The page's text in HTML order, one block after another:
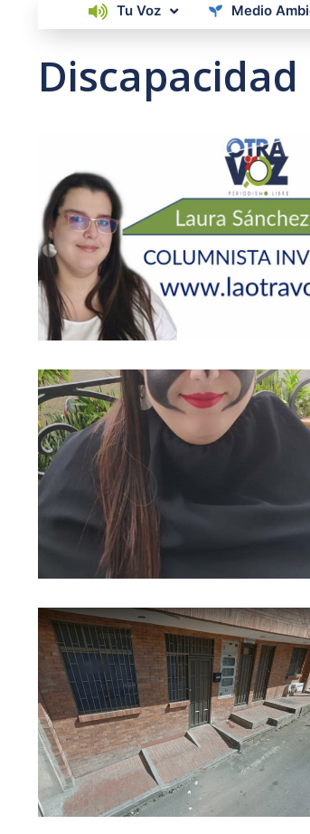
Tu Voz Medio
Discapacidad